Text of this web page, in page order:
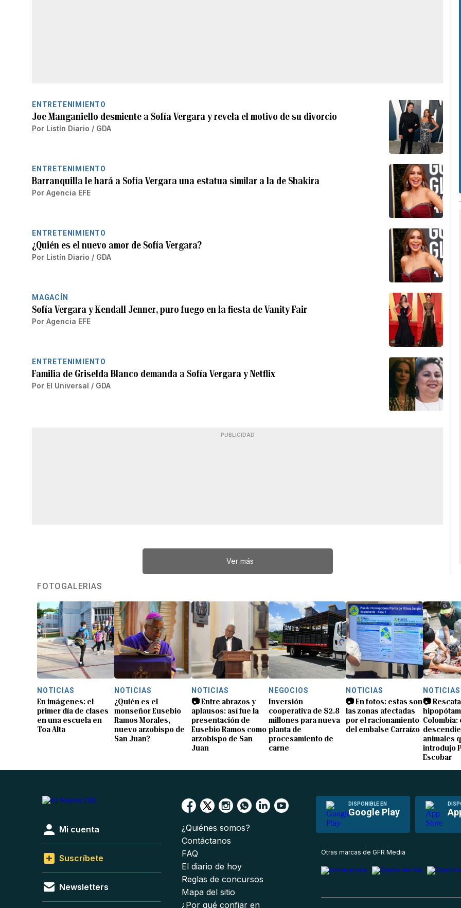
ENTRETENIMIENTO
Joe Manganiello desmiente a Sofía Vergara y revela el motivo de su divorcio
Por Listín Diario / GDA
ENTRETENIMIENTO
Barranquilla le hará a Sofía Vergara una estatua similar a la de Shakira
Por Agencia EFE
ENTRETENIMIENTO
¿Quién es el nuevo amor de Sofía Vergara?
Por Listín Diario / GDA
MAGACÍN
Sofía Vergara y Kendall Jenner, puro fuego en la fiesta de Vanity Fair
Por Agencia EFE
ENTRETENIMIENTO
Familia de Griselda Blanco demanda a Sofía Vergara y Netflix
Por El Universal / GDA
PUBLICIDAD
Ver más
FOTOGALERÍAS
NOTICIAS
En imágenes: el
primer día de clases
en una escuela en
Toa Alta
NOTICIAS
¿Quién es el
monseñor Eusebio
Ramos Morales,
nuevo arzobispo de
San Juan?
NOTICIAS
📷 Entre abrazos y
aplausos: así fue la
presentación de
Eusebio Ramos como
arzobispo de San
Juan
NEGOCIOS
Inversión
cooperativa de $2.8
millones para nueva
planta de
procesamiento de
carne
NOTICIAS
📷 En fotos: estas son
las zonas afectadas
por el racionamiento
del embalse Carraízo
NOTICIAS
📷
Colombia:
animales
introdujo
Escobar
DISPONIBLE EN
Google Play
Mi cuenta
Suscríbete
Newsletters
¿Quiénes somos?
Contáctanos
FAQ
El diario de hoy
Reglas de concursos
Mapa del sitio
¿Por qué confiar en
Otras marcas de GFR Media